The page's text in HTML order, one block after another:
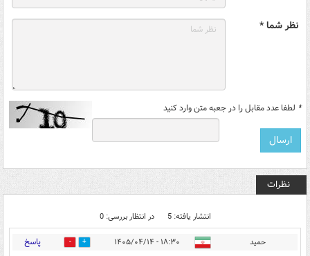
نظر شما *
* لطفا عدد مقابل را در جعبه متن وارد کنید
نظرات
انتشار یافته: 5 در انتظار بررسی: 0
حمید ۱۸:۳۰ - ۱۴۰۵/۰۴/۱۴ 0 پاسخ